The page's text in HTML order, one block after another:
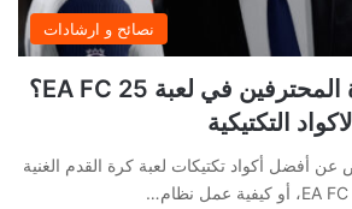
نصائح و ارشادات
تريد محاكاة المحترفين في لعبة EA FC 25؟
التكتيكية
عن أفضل أكواد تكتيكات لعبة كرة القدم الغنية